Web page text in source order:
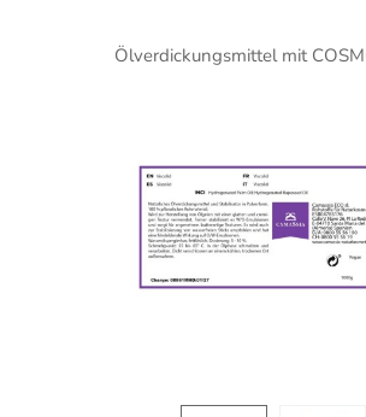
Ölverdickungsmittel mit